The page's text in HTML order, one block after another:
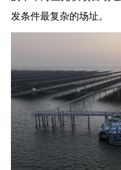
发条件最复杂的场址。